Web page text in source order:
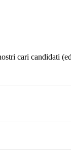
cari candidati